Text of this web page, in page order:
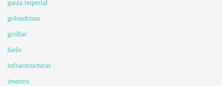
garza imperial
golondrinas
grullas
hielo
infraestructuras
insectos